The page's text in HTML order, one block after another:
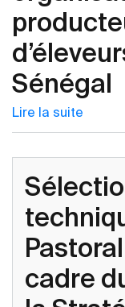
Sénégal
Lire la suite
cadre